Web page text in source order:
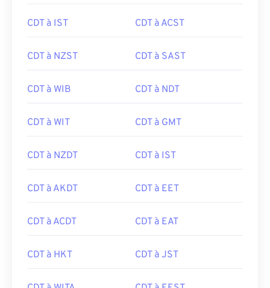
CDT à IST CDT à ACST
CDT à NZST CDT à SAST
CDT à WIB CDT à NDT
CDT à WIT CDT à GMT
CDT à NZDT CDT à IST
CDT à AKDT CDT à EET
CDT à ACDT CDT à EAT
CDT à HKT CDT à JST